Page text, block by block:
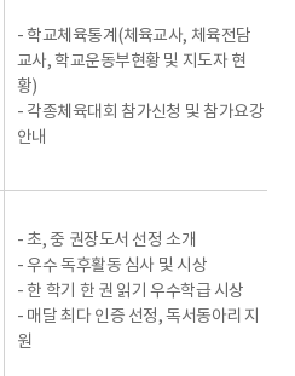
- 학교체육통계(체육교사, 체육전담
교사, 학교운동부현황 및 지도자 현
황)
- 각종체육대회 참가신청 및 참가요강
안내
- 초, 중 권장도서 선정 소개
- 우수 독후활동 심사 및 시상
- 한 학기 한 권 읽기 우수학급 시상
- 매달 최다 인증 선정, 독서동아리 지
원